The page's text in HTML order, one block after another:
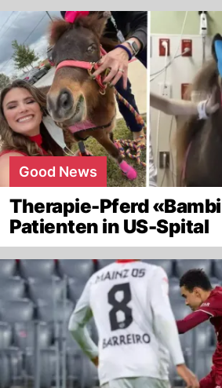
Good News
Therapie-Pferd
Patienten in US-Spital